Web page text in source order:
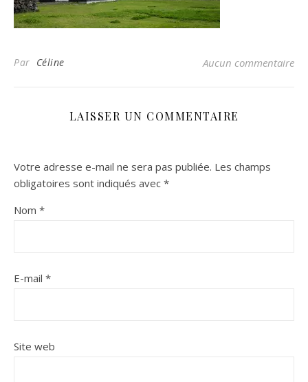
Par Céline Aucun commentaire
LAISSER UN COMMENTAIRE
Votre adresse e-mail ne sera pas publiée. Les champs
obligatoires sont indiqués avec *
Nom *
E-mail *
Site web